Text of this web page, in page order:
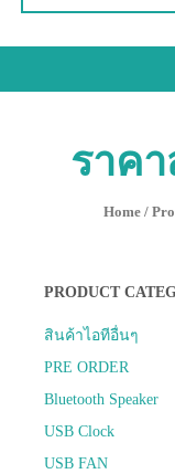
ราค
Home/
PRODUCT
สินค้าไอทีอื่นๆ
PRE ORDER
Bluetooth Speaker
USB Clock
USB FAN